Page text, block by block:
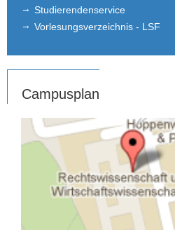
Studierendenservice
Vorlesungsverzeichnis - LSF
Campusplan